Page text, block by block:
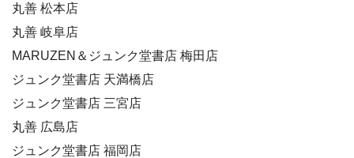
丸善 松本店
丸善 岐阜店
MARUZEN＆ジュンク堂書店 梅田店
ジュンク堂書店 天満橋店
ジュンク堂書店 三宮店
丸善 広島店
ジュンク堂書店 福岡店